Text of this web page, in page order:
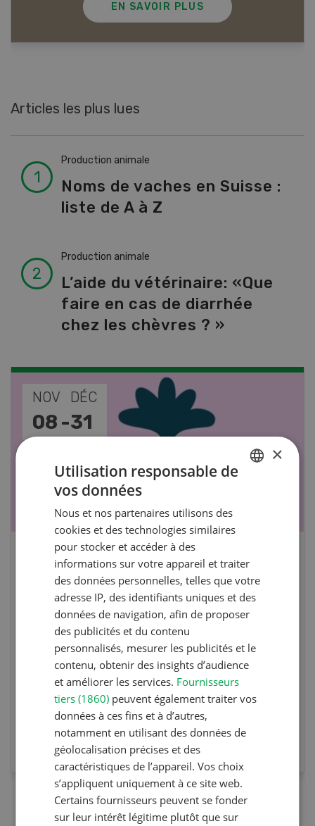
EN SAVOIR PLUS
Articles les plus lues
Production animale
Noms de vaches en Suisse :
liste de A à Z
Production animale
L’aide du vétérinaire: «Que
faire en cas de diarrhée
chez les chèvres ? »
NOV
17 -
JAN
26
Cours spécialisé Aquaculture
Vous élevez des poissons ou songez à le faire?
Ce cours vous équipe du savoir nécessaire. Si
vous effectuez aussi un stage pratique, votre
diplôme est reconnu officiellement et vous
habilite à détenir des poissons à titre
professionnel.
EN SAVOIR PLUS
×
Utilisation responsable de
vos données
Nous et nos partenaires utilisons des
cookies et des technologies similaires
pour stocker et accéder à des
informations sur votre appareil et traiter
des données personnelles, telles que votre
adresse IP, des identifiants uniques et des
données de navigation, afin de proposer
des publicités et du contenu
personnalisés, mesurer les publicités et le
contenu, obtenir des insights d’audience
et améliorer les services. Fournisseurs
tiers (1860) peuvent également traiter vos
données à ces fins et à d’autres,
notamment en utilisant des données de
géolocalisation précises et des
caractéristiques de l’appareil. Vos choix
s’appliquent uniquement à ce site web.
Certains fournisseurs peuvent se fonder
sur leur intérêt légitime plutôt que sur